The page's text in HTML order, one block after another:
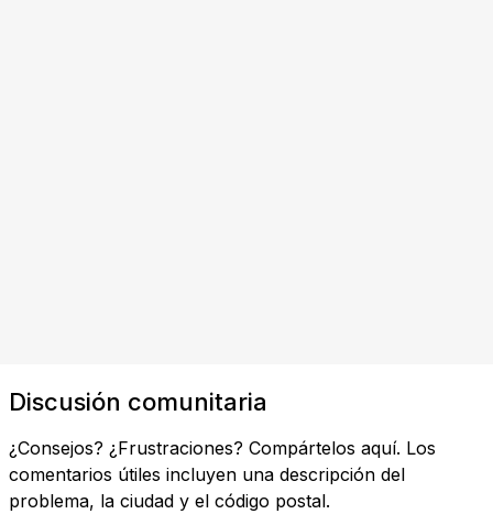
Discusión comunitaria
¿Consejos? ¿Frustraciones? Compártelos aquí. Los
comentarios útiles incluyen una descripción del
problema, la ciudad y el código postal.